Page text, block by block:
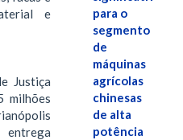
e
Justiça
milhões
para o
segmento
de
máquinas
agrícolas
chinesas
de alta
potência